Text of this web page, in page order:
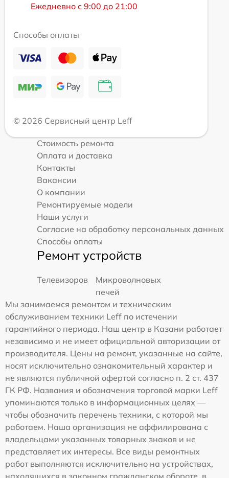
Ежедневно с 9:00 до 21:00
Способы оплаты
© 2026 Сервисный центр Leff
Стоимость ремонта
Оплата и доставка
Контакты
Вакансии
О компании
Ремонтируемые модели
Наши услуги
Согласие на обработку персональных данных
Способы оплаты
Ремонт устройств
Телевизоров
Микроволновых
печей
Мы занимаемся ремонтом и техническим
обслуживанием техники Leff по истечении
гарантийного периода. Наш центр в Казани работает
независимо и не имеет официальной авторизации от
производителя. Цены на ремонт, указанные на сайте,
носят исключительно ознакомительный характер и
не являются публичной офертой согласно п. 2 ст. 437
ГК РФ. Названия и обозначения торговой марки Leff
упоминаются только в информационных целях —
чтобы обозначить перечень техники, с которой мы
работаем. Наша организация не аффилирована с
владельцами указанных товарных знаков и не
представляет их интересы. Все виды ремонтных
работ выполняются исключительно на устройствах,
находящихся в законном гражданском обороте, в